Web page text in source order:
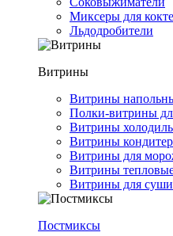
Миксеры для
Льдодробители
Витрины
Витрины
Полки-витрины
Витрины
Витрины
Витрины для
Витрины
Витрины для суши
Постмиксы